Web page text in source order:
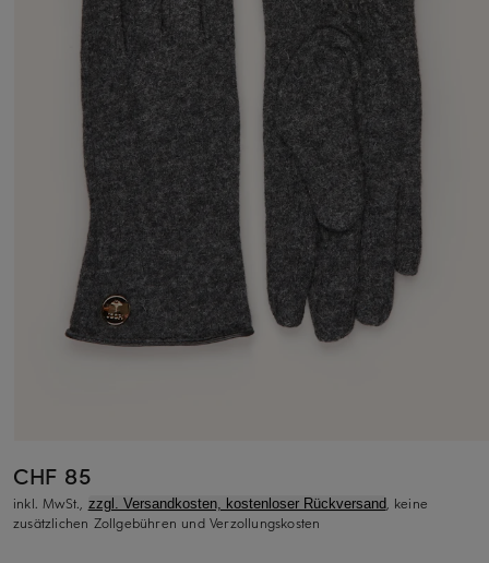
CHF 85
inkl. MwSt., zzgl. Versandkosten, kostenloser Rückversand, keine
zusätzlichen Zollgebühren und Verzollungskosten